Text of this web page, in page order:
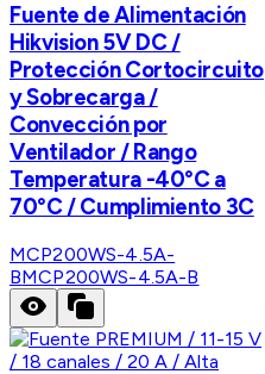
Fuente de Alimentación
Hikvision 5V DC /
Protección Cortocircuito
y Sobrecarga /
Convección por
Ventilador / Rango
Temperatura -40°C a
70°C / Cumplimiento 3C
MCP200WS-4.5A-
BMCP200WS-4.5A-B